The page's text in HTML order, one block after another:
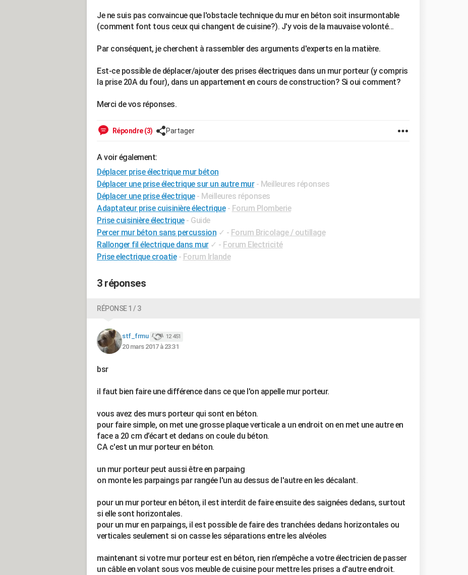
Je ne suis pas convaincue que l'obstacle technique du mur en béton soit insurmontable
(comment font tous ceux qui changent de cuisine?). J'y vois de la mauvaise volonté...
Par conséquent, je cherchent à rassembler des arguments d'experts en la matière.
Est-ce possible de déplacer/ajouter des prises électriques dans un mur porteur (y compris
la prise 20A du four), dans un appartement en cours de construction? Si oui comment?
Merci de vos réponses.
Répondre (3) Partager
A voir également:
Déplacer prise électrique mur béton
Déplacer une prise électrique sur un autre mur - Meilleures réponses
Déplacer une prise électrique - Meilleures réponses
Adaptateur prise cuisinière électrique - Forum Plomberie
Prise cuisinière électrique - Guide
Percer mur béton sans percussion ✓ - Forum Bricolage / outillage
Rallonger fil électrique dans mur ✓ - Forum Electricité
Prise electrique croatie - Forum Irlande
3 réponses
RÉPONSE 1 / 3
stf_frmu 12 451
20 mars 2017 à 23:31
bsr
il faut bien faire une différence dans ce que l'on appelle mur porteur.
vous avez des murs porteur qui sont en béton.
pour faire simple, on met une grosse plaque verticale a un endroit on en met une autre en
face a 20 cm d’écart et dedans on coule du béton.
CA c'est un mur porteur en béton.
un mur porteur peut aussi être en parpaing
on monte les parpaings par rangée l'un au dessus de l'autre en les décalant.
pour un mur porteur en béton, il est interdit de faire ensuite des saignées dedans, surtout
si elle sont horizontales.
pour un mur en parpaings, il est possible de faire des tranchées dedans horizontales ou
verticales seulement si on casse les séparations entre les alvéoles
maintenant si votre mur porteur est en béton, rien n’empêche a votre électricien de passer
un câble en volant sous vos meuble de cuisine pour mettre les prises a d'autre endroit.